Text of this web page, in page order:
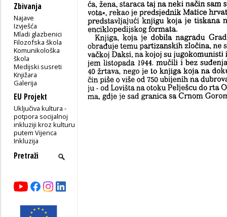
Zbivanja
Najave
Izvješća
Mladi glazbenici
Filozofska škola
Komunikološka
škola
Medijski susreti
Knjižara
Galerija
EU Projekt
Uključiva kultura -
potpora socijalnoj
inkluziji kroz kulturu
putem Vijenca
Inkluzija